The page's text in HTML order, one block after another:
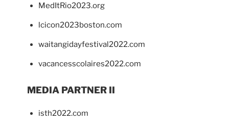
MedItRio2023.org
lcicon2023boston.com
waitangidayfestival2022.com
vacancesscolaires2022.com
MEDIA PARTNER II
isth2022.com